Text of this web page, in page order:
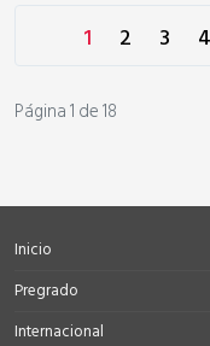
1 2 3 4
Página 1 de 18
Inicio
Pregrado
Internacional